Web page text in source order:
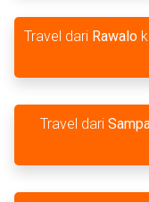
Travel dari Rawalo
Travel dari